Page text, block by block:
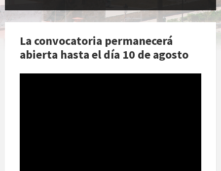
La convocatoria permanecerá
abierta hasta el día 10 de agosto